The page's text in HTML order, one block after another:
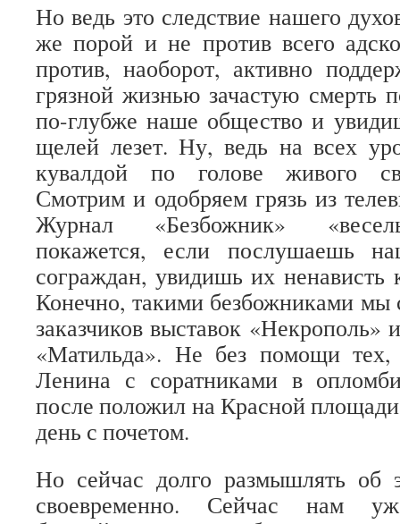
Но ведь это следствие нашего
же порой и не против всего
против, наоборот, активно
грязной жизнью зачастую смерть
по-глубже наше общество и
щелей лезет. Ну, ведь на всех
кувалдой по голове живого
Смотрим и одобряем грязь из
Журнал «Безбожник»
покажется, если послушаешь
сограждан, увидишь их
Конечно, такими безбожниками мы
заказчиков выставок «Некрополь»
«Матильда». Не без помощи тех,
Ленина с соратниками в
после положил на Красной
день с почетом.
Но сейчас долго размышлять об
своевременно. Сейчас нам